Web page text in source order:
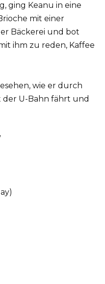
ging Keanu in eine
mit einer
Bäckerei und bot
ihm zu reden, Kaffee
wie er durch
der U-Bahn fährt und